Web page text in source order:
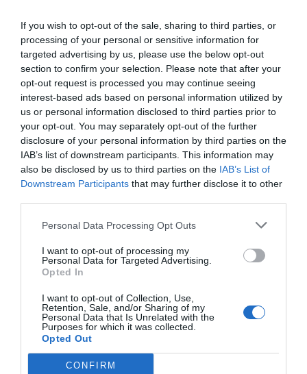
If you wish to opt-out of the sale, sharing to third parties, or
processing of your personal or sensitive information for
targeted advertising by us, please use the below opt-out
section to confirm your selection. Please note that after your
opt-out request is processed you may continue seeing
interest-based ads based on personal information utilized by
us or personal information disclosed to third parties prior to
your opt-out. You may separately opt-out of the further
disclosure of your personal information by third parties on the
IAB’s list of downstream participants. This information may
also be disclosed by us to third parties on the IAB’s List of
Downstream Participants that may further disclose it to other
Personal Data Processing Opt Outs
I want to opt-out of processing my
Personal Data for Targeted Advertising.
Opted In
I want to opt-out of Collection, Use,
Retention, Sale, and/or Sharing of my
Personal Data that Is Unrelated with the
Purposes for which it was collected.
Opted Out
CONFIRM
Ανώνυμος
18/07 - 17:30
Μεγάλη σύλληψη
Πιάστηκε ο Παμπλο εσκομπαρ !!!
Ωραία...
17/07 - 13:47
Τι έμεινε...
... άλλοι 999...
Πρόσθεσε ένα σχόλιο
ΟΝΟΜΑ
ΤΙΤΛΟΣ